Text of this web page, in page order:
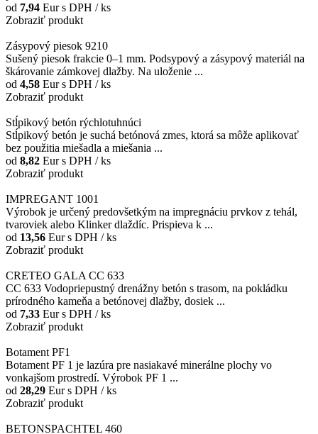
od 7,94 Eurs DPH / ks
Zobraziť produkt
Zásypový piesok 9210
Sušený piesok frakcie 0–1 mm. Podsypový a zásypový materiál na
škárovanie zámkovej dlažby. Na uloženie ...
od 4,58 Eurs DPH / ks
Zobraziť produkt
Stĺpikový betón rýchlotuhnúci
Stĺpikový betón je suchá betónová zmes, ktorá sa môže aplikovať
bez použitia miešadla a miešania ...
od 8,82 Eurs DPH / ks
Zobraziť produkt
IMPREGANT 1001
Výrobok je určený predovšetkým na impregnáciu prvkov z tehál,
tvaroviek alebo Klinker dlaždíc. Prispieva k ...
od 13,56 Eurs DPH / ks
Zobraziť produkt
CRETEO GALA CC 633
CC 633 Vodopriepustný drenážny betón s trasom, na pokládku
prírodného kameňa a betónovej dlažby, dosiek ...
od 7,33 Eurs DPH / ks
Zobraziť produkt
Botament PF1
Botament PF 1 je lazúra pre nasiakavé minerálne plochy vo
vonkajšom prostredí. Výrobok PF 1 ...
od 28,29 Eurs DPH / ks
Zobraziť produkt
BETONSPACHTEL 460